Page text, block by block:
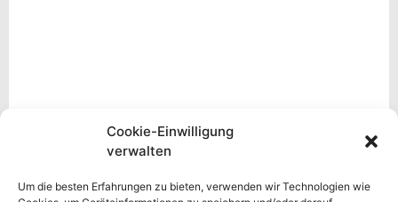
Cookie-Einwilligung
verwalten
Um die besten Erfahrungen zu bieten, verwenden wir Technologien wie